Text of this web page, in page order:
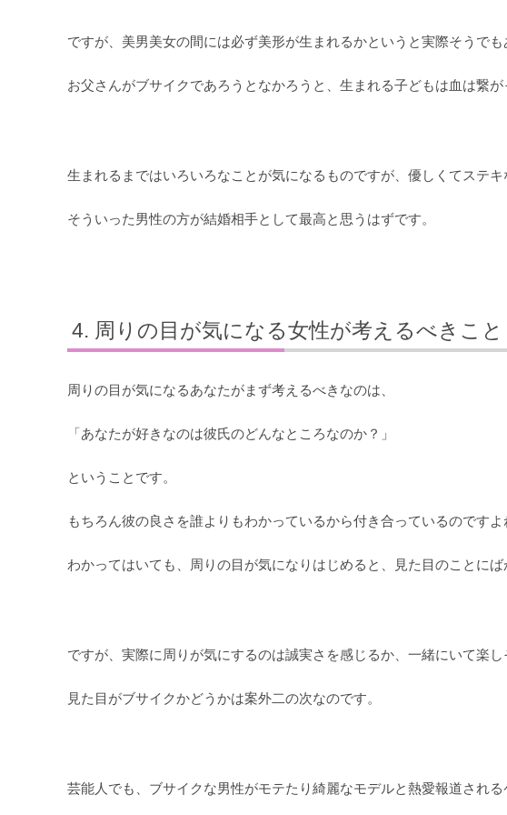
ですが、美男美女の間には必ず美形が生まれるかというと実際そうでも
お父さんがブサイクであろうとなかろうと、生まれる子どもは血は繋が
生まれるまではいろいろなことが気になるものですが、優しくてステ
そういった男性の方が結婚相手として最高と思うはずです。
周りの目が気になる女性が考えるべきこと
周りの目が気になるあなたがまず考えるべきなのは、
「あなたが好きなのは彼氏のどんなところなのか？」
ということです。
もちろん彼の良さを誰よりもわかっているから付き合っているのですよ
わかってはいても、周りの目が気になりはじめると、見た目のことにば
ですが、実際に周りが気にするのは誠実さを感じるか、一緒にいて楽
見た目がブサイクかどうかは案外二の次なのです。
芸能人でも、ブサイクな男性がモテたり綺麗なモデルと熱愛報道される